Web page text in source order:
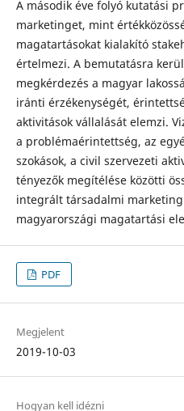
A második éve folyó kutatási
marketinget, mint
magatartásokat kialakító
értelmezi. A bemutatásra
megkérdezés a magyar
iránti érzékenységét,
aktivitások vállalását elemzi.
a problémaérintettség, az
szokások, a civil szervezeti
tényezők megítélése közötti
integrált társadalmi
magyarországi magatartási
PDF
Megjelent
2019-10-03
Hogyan kell idézni